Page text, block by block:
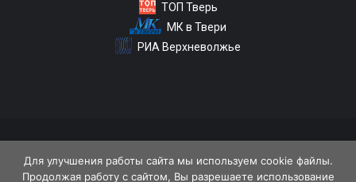
ТОП Тверь
МК в Твери
РИА Верхневолжье
Политика конфиденциальности
Для улучшения работы сайта мы используем cookie файлы.
Продолжая работу с сайтом, Вы разрешаете использование